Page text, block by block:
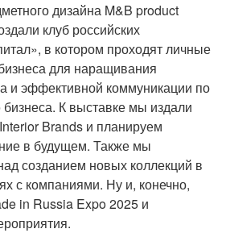
дизайна M&B product
клуб российских
в котором проходят личные
для наращивания
и эффективной коммуникации по
К выставке мы издали
Brands и планируем
в будущем. Также мы
созданием новых коллекций в
с компаниями. Ну и, конечно,
in Russia Expo 2025 и